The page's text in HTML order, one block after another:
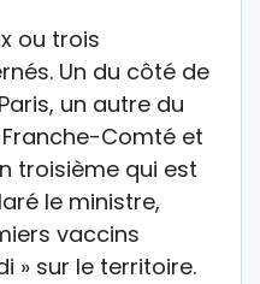
ou trois
Un du côté de
un autre du
Comté et
troisième qui est
le ministre,
vaccins
» sur le territoire.